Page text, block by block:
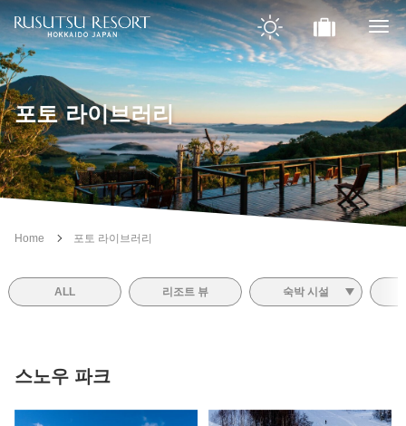
포토 라이브러리
Home 포토 라이브러리
ALL 리조트 뷰 숙박 시설
스노우 파크